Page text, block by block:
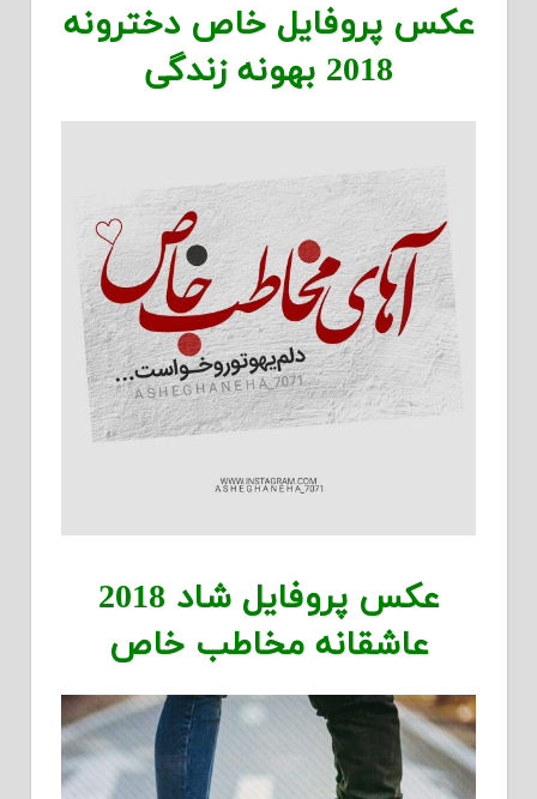
عکس پروفایل خاص دخترونه
2018 بهونه زندگی
عکس پروفایل شاد 2018
عاشقانه مخاطب خاص